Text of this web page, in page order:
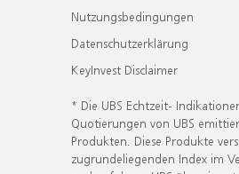
Nutzungsbedingungen
Datenschutzerklärung
KeyInvest Disclaimer
* Die UBS Echtzeit-
Quotierungen von UBS
Produkten. Diese Produkte
zugrundeliegenden Index im